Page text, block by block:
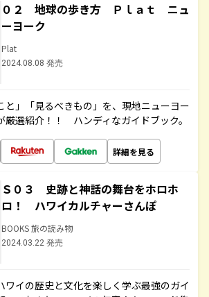
０２ 地球の歩き方 Ｐｌａｔ ニュ
ーヨーク
Plat
2024.08.08 発売
と」「見るべきもの」を、現地ニューヨー
厳選紹介！！ ハンディなガイドブック。
詳細を見る
Ｓ０３ 史跡と神話の舞台をホロホ
ロ！ ハワイカルチャーさんぽ
BOOKS 旅の読み物
2024.03.22 発売
ワイの歴史と文化を楽しく学ぶ最強のガイ